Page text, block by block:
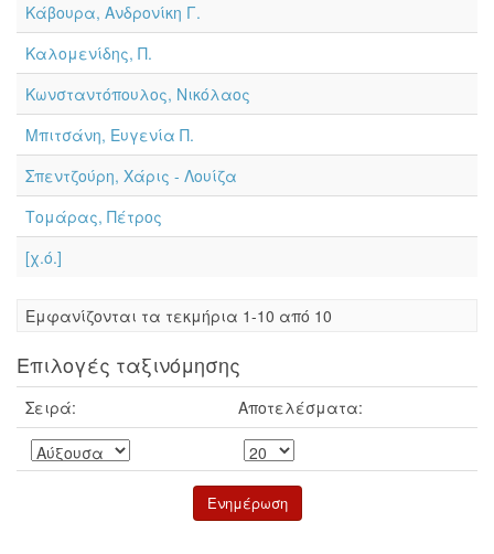
Κάβουρα, Ανδρονίκη Γ.
Καλομενίδης, Π.
Κωνσταντόπουλος, Νικόλαος
Μπιτσάνη, Ευγενία Π.
Σπεντζούρη, Χάρις - Λουίζα
Τομάρας, Πέτρος
[χ.ό.]
Eμφανίζονται τα τεκμήρια 1-10 από 10
Επιλογές ταξινόμησης
Σειρά: Αποτελέσματα: